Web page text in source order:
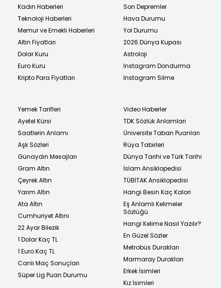
Kadın Haberleri
Teknoloji Haberleri
Memur ve Emekli Haberleri
Altın Fiyatları
Dolar Kuru
Euro Kuru
Kripto Para Fiyatları
Son Depremler
Hava Durumu
Yol Durumu
2026 Dünya Kupası
Astroloji
Instagram Dondurma
Instagram Silme
Yemek Tarifleri
Ayetel Kürsi
Saatlerin Anlamı
Aşk Sözleri
Günaydın Mesajları
Gram Altın
Çeyrek Altın
Yarım Altın
Ata Altın
Cumhuriyet Altını
22 Ayar Bilezik
1 Dolar Kaç TL
1 Euro Kaç TL
Canlı Maç Sonuçları
Süper Lig Puan Durumu
Video Haberler
TDK Sözlük Anlamları
Üniversite Taban Puanları
Rüya Tabirleri
Dünya Tarihi ve Türk Tarihi
İslam Ansiklopedisi
TÜBİTAK Ansiklopedisi
Hangi Besin Kaç Kalori
Eş Anlamlı Kelimeler
Sözlüğü
Hangi Kelime Nasıl Yazılır?
En Güzel Sözler
Metrobüs Durakları
Marmaray Durakları
Erkek İsimleri
Kız İsimleri